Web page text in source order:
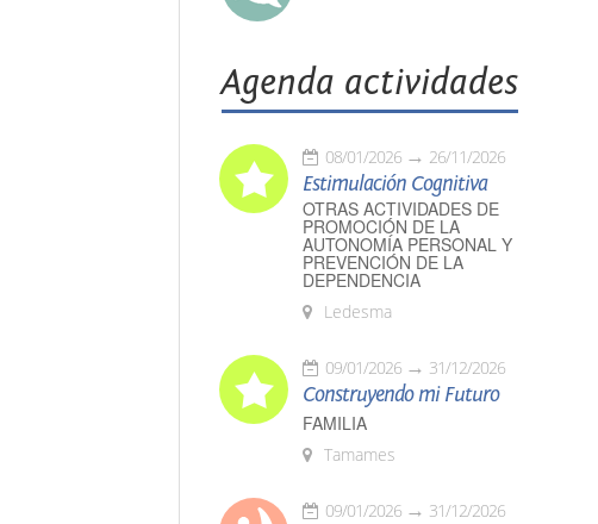
Agenda actividades
08/01/2026 26/11/2026
Estimulación Cognitiva
OTRAS ACTIVIDADES DE
PROMOCIÓN DE LA
AUTONOMÍA PERSONAL Y
PREVENCIÓN DE LA
DEPENDENCIA
Ledesma
09/01/2026 31/12/2026
Construyendo mi Futuro
FAMILIA
Tamames
09/01/2026 31/12/2026